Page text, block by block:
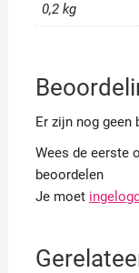
0,2 kg
Er zijn nog geen
Wees de eerste
beoordelen
Je moet